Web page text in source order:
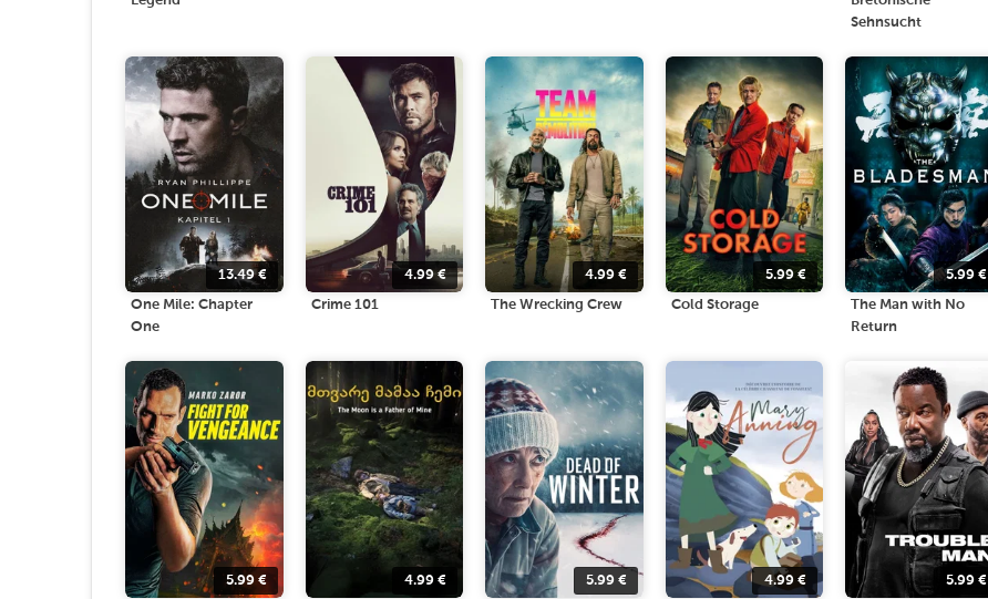
Sehnsucht
13.49€
One Mile: Chapter
One
4.99 €
Crime 101
4.99€
The Wrecking Crew
5.99€
Cold Storage
5.99€
The Man with No
Return
5.99€ 4.99 € 5.99€ 4.99 € 5.99€